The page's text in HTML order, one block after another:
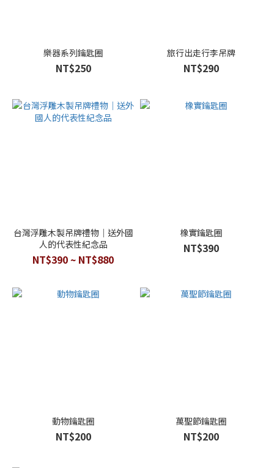
樂器系列鑰匙圈
NT$250
旅行出走行李吊牌
NT$290
台灣浮雕木製吊牌禮物｜送外國
人的代表性紀念品
NT$390 ~ NT$880
橡實鑰匙圈
NT$390
動物鑰匙圈
NT$200
萬聖節鑰匙圈
NT$200